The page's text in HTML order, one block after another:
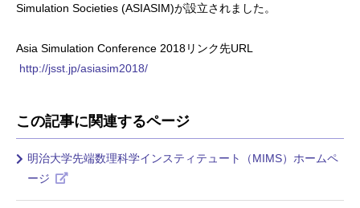
Simulation Societies (ASIASIM)が設立されました。
Asia Simulation Conference 2018リンク先URL
http://jsst.jp/asiasim2018/
この記事に関連するページ
明治大学先端数理科学インスティテュート（MIMS）ホームペ
ージ